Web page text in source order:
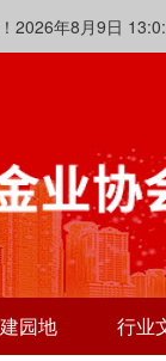
2026年8月9日
园地 行业